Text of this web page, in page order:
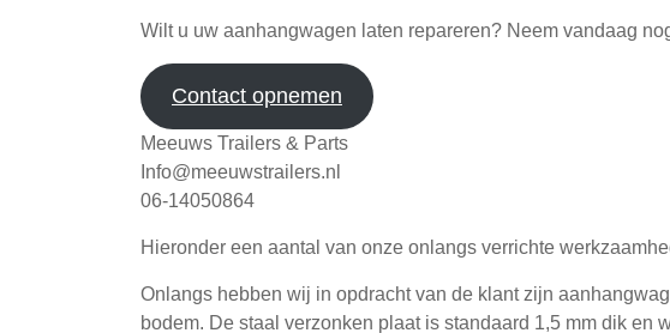
Wilt u uw aanhangwagen laten repareren? Neem vandaag
Contact opnemen
Meeuws Trailers & Parts
Info@meeuwstrailers.nl
06-14050864
Hieronder een aantal van onze onlangs verrichte
Onlangs hebben wij in opdracht van de klant zijn
bodem. De staal verzonken plaat is standaard 1,5 mm dik en